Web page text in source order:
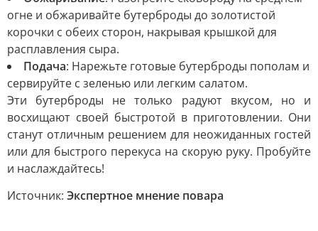
огне и обжаривайте бутерброды до золотистой
корочки с обеих сторон, накрывая крышкой для
расплавления сыра.
Подача: Нарежьте готовые бутерброды пополам и
сервируйте с зеленью или легким салатом.
Эти бутерброды не только радуют вкусом, но и
восхищают своей быстротой в приготовлении. Они
станут отличным решением для неожиданных гостей
или для быстрого перекуса на скорую руку. Пробуйте
и наслаждайтесь!
Источник: Экспертное мнение повара